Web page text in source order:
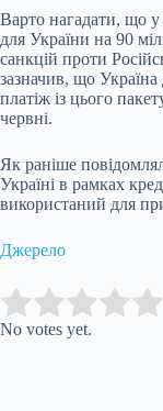
Варто нагадати, що у
для України на 90
санкцій проти
зазначив, що
платіж із цього
червні.
Як раніше
Україні в рамках
використаний для
Джерело
Rate this item:
No votes yet.